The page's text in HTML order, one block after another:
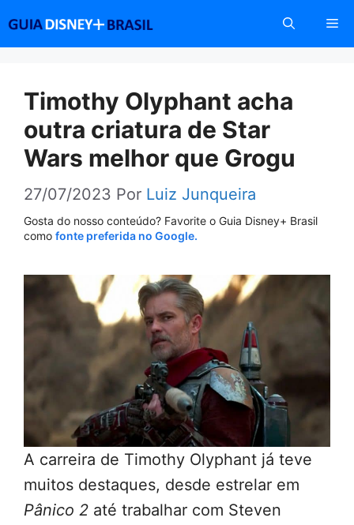
conteúdo
Timothy Olyphant acha
outra criatura de Star
Wars melhor que Grogu
27/07/2023 Por Luiz Junqueira
Gosta do nosso conteúdo? Favorite o Guia Disney+ Brasil
como fonte preferida no Google.
A carreira de Timothy Olyphant já teve
muitos destaques, desde estrelar em
Pânico 2 até trabalhar com Steven